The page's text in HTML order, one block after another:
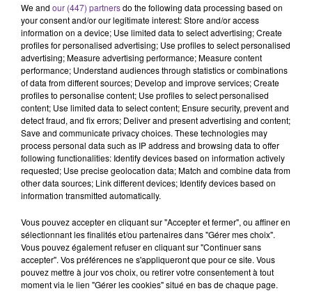
LA PLAYLIST
15h52
15h52
ANGHAM
Inta Minn 2005
15h48
15h48
NASSIF ZAYTOUN
Ya Achikata Al Wardi
2013
15h24
15h24
AMAL MAHER
Ya Guabaroutak 2026
We and our (447) partnersdo the following data processing based on
your consent and/or our legitimate interest: Store and/or access
information on a device; Use limited data to select advertising; Create
profiles for personalised advertising; Use profiles to select personalised
advertising; Measure advertising performance; Measure content
performance; Understand audiences through statistics or combinations
of data from different sources; Develop and improve services; Create
profiles to personalise content; Use profiles to select personalised
content; Use limited data to select content; Ensure security, prevent and
detect fraud, and fix errors; Deliver and present advertising and content;
Save and communicate privacy choices. These technologies may
process personal data such as IP address and browsing data to offer
following functionalities: Identify devices based on information actively
requested; Use precise geolocation data; Match and combine data from
other data sources; Link different devices; Identify devices based on
information transmitted automatically.
Vous pouvez accepter en cliquant sur "Accepter et fermer", ou affiner en
sélectionnant les finalités et/ou partenaires dans "Gérer mes choix".
Vous pouvez également refuser en cliquant sur "Continuer sans
accepter". Vos préférences ne s'appliqueront que pour ce site. Vous
pouvez mettre à jour vos choix, ou retirer votre consentement à tout
moment via le lien "Gérer les cookies" situé en bas de chaque page.